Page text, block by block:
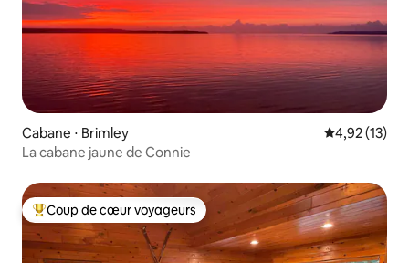
Cabane ⋅ Brimley Évaluation
4,92 (13)
La cabane jaune de Connie
Coups de cœur voyageurs les plus appréciés
Coup de cœur voyageurs